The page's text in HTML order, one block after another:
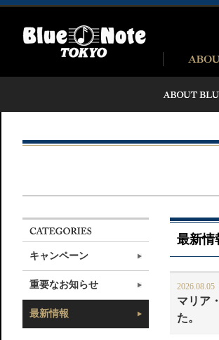
キャンペーン
重要なお知らせ
最新情報
最新情
2026.08.05
マリア
た。